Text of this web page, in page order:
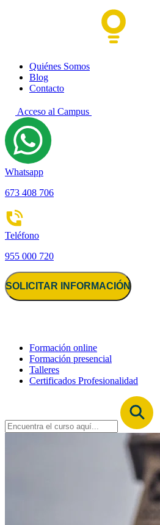
Quiénes Somos
Blog
Contacto
Acceso al Campus
Whatsapp
673 408 706
Teléfono
955 000 720
SOLICITAR INFORMACIÓN
Formación online
Formación presencial
Talleres
Certificados Profesionalidad